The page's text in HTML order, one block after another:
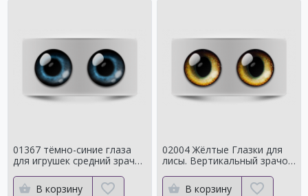
01367 тёмно-синие глаза
для игрушек средний зрачок
В корзину
02004 Жёлтые Глазки для
лисы. Вертикальный зрачок
В корзину